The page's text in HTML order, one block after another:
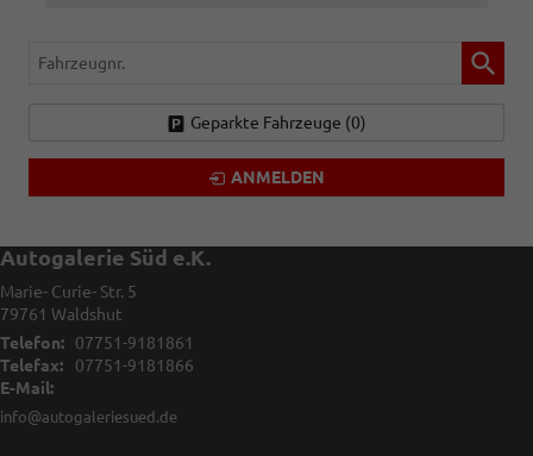
Fahrzeugnr.
Geparkte Fahrzeuge (0)
ANMELDEN
Autogalerie Süd e.K.
Marie- Curie- Str. 5
79761 Waldshut
Telefon:
07751-9181861
Telefax:
07751-9181866
E-Mail:
info@autogaleriesued.de